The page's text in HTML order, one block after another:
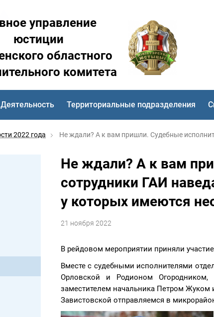
управление
юстиции
областного
комитета
Деятельность Территориальные подразделения
2022 года Не ждали? А к вам пришли. Судебные
Не ждали? А к вам
сотрудники ГАИ
у которых имеются
21 ноября 2022
В рейдовом мероприятии приняли
Вместе с судебными исполнителями
Орловской и Родионом
заместителем начальника Петром Жуком
Завистовской отправляемся в